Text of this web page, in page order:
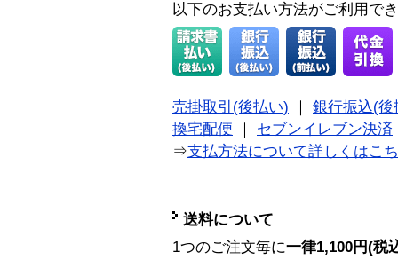
以下のお支払い方法がご利用で
売掛取引(後払い)
銀行振込(後
換宅配便
セブンイレブン決済
⇒支払方法について詳しくはこ
送料について
1つのご注文毎に一律1,100円(税